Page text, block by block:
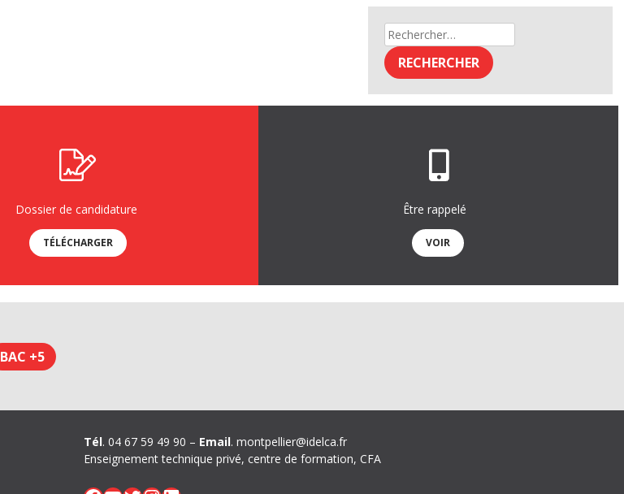
Rechercher :
Dossier de candidature
TÉLÉCHARGER
Être rappelé
VOIR
BAC +5
Tél. 04 67 59 49 90 – Email. montpellier@idelca.fr
Enseignement technique privé, centre de formation, CFA